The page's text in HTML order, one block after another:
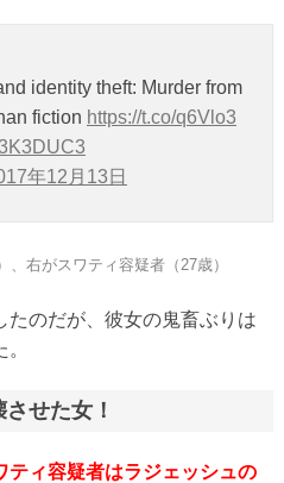
identity theft: Murder from
fiction https://t.co/q6Vlo3
年12月13日
右がスワティ容疑者（27歳）
たのだが、彼女の鬼畜ぶりは
せた女！
ティ容疑者はラジェッシュの